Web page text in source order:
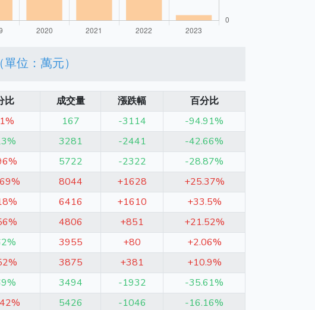
位：萬元）
比 成交量 漲跌幅
百分比
167 -3114
-94.91%
3281 -2441
-42.66%
5722 -2322
-28.87%
8044 +1628
+25.37%
6416 +1610
+33.5%
4806 +851
+21.52%
3955 +80
+2.06%
3875 +381
+10.9%
3494 -1932
-35.61%
5426 -1046
-16.16%